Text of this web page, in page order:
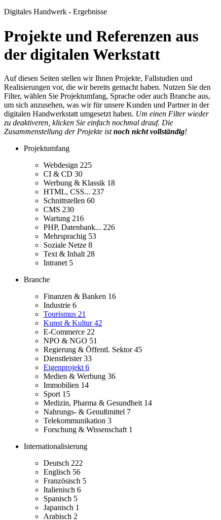
Digitales Handwerk - Ergebnisse
Projekte und Referenzen aus
der digitalen Werkstatt
Auf diesen Seiten stellen wir Ihnen Projekte, Fallstudien und
Realisierungen vor, die wir bereits gemacht haben. Nutzen Sie den
Filter, wählen Sie Projektumfang, Sprache oder auch Branche aus,
um sich anzusehen, was wir für unsere Kunden und Partner in der
digitalen Handwerkstatt umgesetzt haben. Um einen Filter wieder
zu deaktiveren, klicken Sie einfach nochmal drauf. Die
Zusammenstellung der Projekte istnoch nicht vollständig!
Projektumfang
Webdesign 225
CI & CD 30
Werbung & Klassik 18
HTML, CSS... 237
Schnittstellen 60
CMS 230
Wartung 216
PHP, Datenbank... 226
Mehrsprachig 53
Soziale Netze 8
Text & Inhalt 28
Intranet 5
Branche
Finanzen & Banken 16
Industrie 6
Tourismus 21
Kunst & Kultur42
E-Commerce 22
NPO & NGO 51
Regierung & Öffentl. Sektor45
Dienstleister33
Eigenprojekt 6
Medien & Werbung 36
Immobilien 14
Sport 15
Medizin, Pharma & Gesundheit 14
Nahrungs- & Genußmittel 7
Telekommunikation 3
Forschung & Wissenschaft 1
Internationalisierung
Deutsch 222
Englisch 56
Französisch 5
Italienisch 6
Spanisch 5
Japanisch 1
Arabisch 2